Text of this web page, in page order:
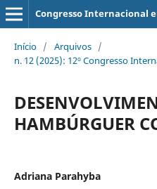
Congresso Internacional
Início / Arquivos /
n. 12 (2025): 12º Congresso
HAMBÚRGUER
Adriana Parahyba